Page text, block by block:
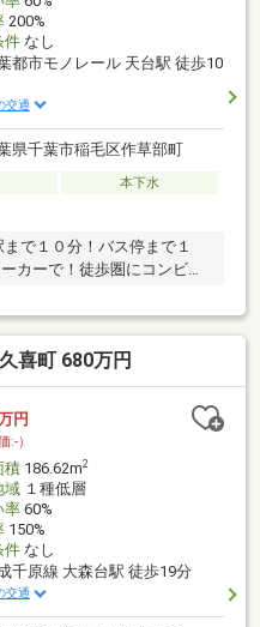
200%
件なし
都市モノレール 天台駅 徒歩10
交通
県千葉市稲毛区作草部町
本下水
で１０分！バス停まで１
カーで！徒歩圏にコンビニ
喜町 680万円
円
:-）
積186.62m2
域１種低層
率60%
150%
件なし
千原線 大森台駅 徒歩19分
交通